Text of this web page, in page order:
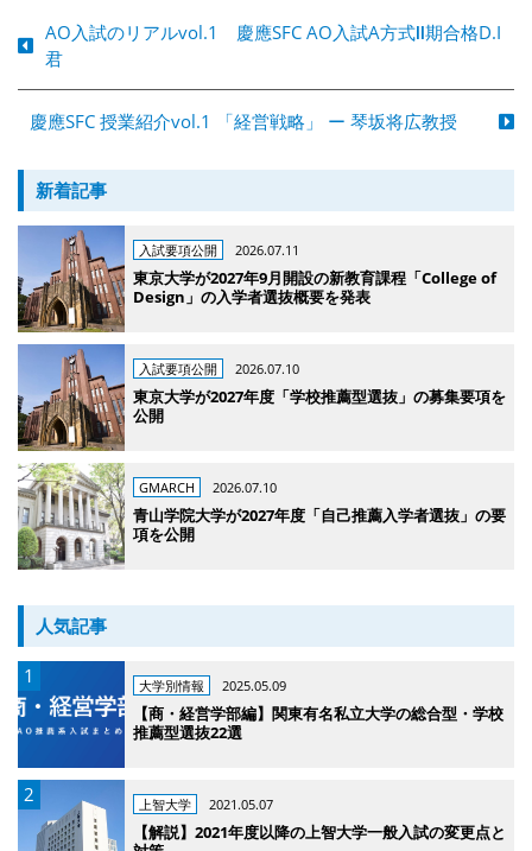
AO入試のリアルvol.1 慶應SFC AO入試A方式Ⅱ期合格D.I
君
慶應SFC 授業紹介vol.1 「経営戦略」 ー 琴坂将広教授
新着記事
入試要項公開 2026.07.11
東京大学が2027年9月開設の新教育課程「College of
Design」の入学者選抜概要を発表
入試要項公開 2026.07.10
東京大学が2027年度「学校推薦型選抜」の募集要項を
公開
GMARCH 2026.07.10
青山学院大学が2027年度「自己推薦入学者選抜」の要
項を公開
人気記事
大学別情報 2025.05.09
【商・経営学部編】関東有名私立大学の総合型・学校
推薦型選抜22選
上智大学 2021.05.07
【解説】2021年度以降の上智大学一般入試の変更点と